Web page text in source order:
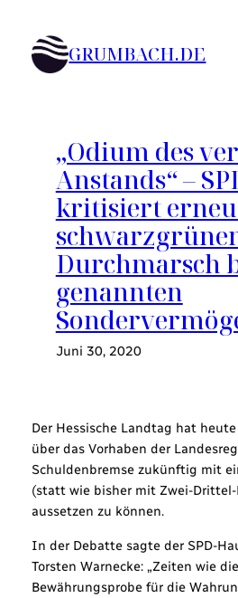
Inhalt
springen GRUMBACH.DE
„Odium des
Anstands“ –
kritisiert
Durchmarsch
genannten
Juni 30, 2020
Der Hessische Landtag hat
über das Vorhaben der
Schuldenbremse zukünftig mit
(statt wie bisher mit Zwei-
aussetzen zu können.
In der Debatte sagte der SPD-
Torsten Warnecke: „Zeiten wie
Bewährungsprobe für die